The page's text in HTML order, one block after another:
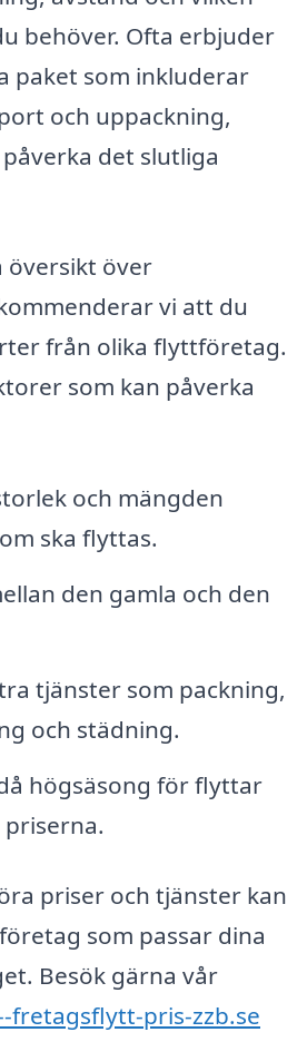
behöver. Ofta erbjuder
paket som inkluderar
och uppackning,
det slutliga
översikt över
vi att du
från olika flyttföretag.
som kan påverka
och mängden
ska flyttas.
den gamla och den
tjänster som packning,
och städning.
högsäsong för flyttar
priser och tjänster kan
som passar dina
Besök gärna vår
fretagsflytt-pris-zzb.se